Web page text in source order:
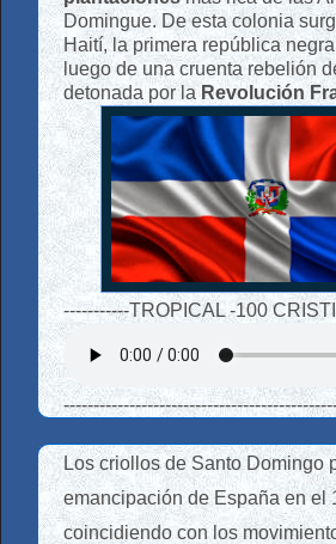
Domingue. De esta colonia
Haití, la primera república
luego de una cruenta rebelión
detonada por la Revolución
-----------TROPICAL -100
Los criollos de Santo Domingo
emancipación de España en el
coincidiendo con los